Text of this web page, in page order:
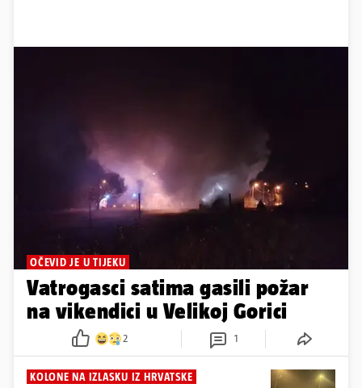
OČEVID JE U TIJEKU
Vatrogasci satima gasili požar
na vikendici u Velikoj Gorici
2 1
KOLONE NA IZLASKU IZ HRVATSKE